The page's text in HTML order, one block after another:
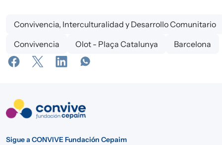
Convivencia, Interculturalidad y Desarrollo Comunitario
Convivencia
Olot - Plaça Catalunya Barcelona
Sigue a CONVIVE Fundación Cepaim